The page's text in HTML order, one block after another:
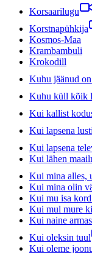
Korsaarilugu
Korstnapühkija
Kosmos-Maa
Krambambuli
Krokodill
Kuhu jäänud
Kuhu küll kõik
Kui kallist
Kui lapsena
Kui lapsena
Kui lähen
Kui mina alles,
Kui mina olin
Kui mu isa kord
Kui mul mure
Kui naine
Kui oleksin tuul
Kui oleme